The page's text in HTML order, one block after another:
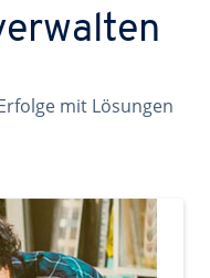
mit Lösungen